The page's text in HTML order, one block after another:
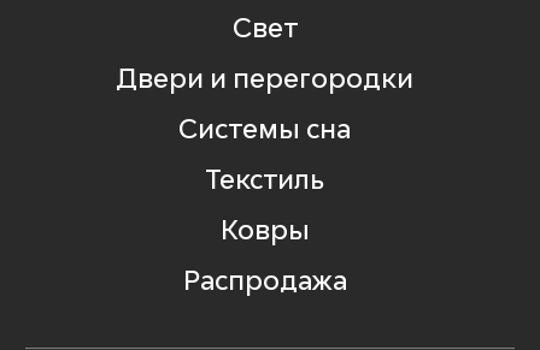
Свет
Двери и перегородки
Системы сна
Текстиль
Ковры
Распродажа